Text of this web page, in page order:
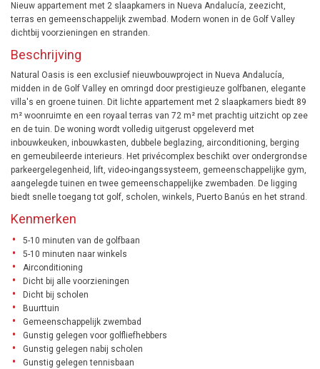
Nieuw appartement met 2 slaapkamers in Nueva Andalucía, zeezicht,
terras en gemeenschappelijk zwembad. Modern wonen in de Golf Valley
dichtbij voorzieningen en stranden.
Beschrijving
Natural Oasis is een exclusief nieuwbouwproject in Nueva Andalucía,
midden in de Golf Valley en omringd door prestigieuze golfbanen, elegante
villa's en groene tuinen. Dit lichte appartement met 2 slaapkamers biedt 89
m² woonruimte en een royaal terras van 72 m² met prachtig uitzicht op zee
en de tuin. De woning wordt volledig uitgerust opgeleverd met
inbouwkeuken, inbouwkasten, dubbele beglazing, airconditioning, berging
en gemeubileerde interieurs. Het privécomplex beschikt over ondergrondse
parkeergelegenheid, lift, video-ingangssysteem, gemeenschappelijke gym,
aangelegde tuinen en twee gemeenschappelijke zwembaden. De ligging
biedt snelle toegang tot golf, scholen, winkels, Puerto Banús en het strand.
Kenmerken
5-10 minuten van de golfbaan
5-10 minuten naar winkels
Airconditioning
Dicht bij alle voorzieningen
Dicht bij scholen
Buurttuin
Gemeenschappelijk zwembad
Gunstig gelegen voor golfliefhebbers
Gunstig gelegen nabij scholen
Gunstig gelegen tennisbaan